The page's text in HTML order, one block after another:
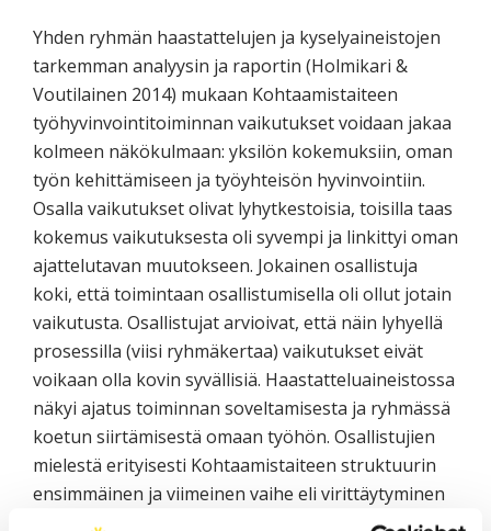
Yhden ryhmän haastattelujen ja kyselyaineistojen
tarkemman analyysin ja raportin (Holmikari &
Voutilainen 2014) mukaan Kohtaamistaiteen
työhyvinvointitoiminnan vaikutukset voidaan jakaa
kolmeen näkökulmaan: yksilön kokemuksiin, oman
työn kehittämiseen ja työyhteisön hyvinvointiin.
Osalla vaikutukset olivat lyhytkestoisia, toisilla taas
kokemus vaikutuksesta oli syvempi ja linkittyi oman
ajattelutavan muutokseen. Jokainen osallistuja
koki, että toimintaan osallistumisella oli ollut jotain
vaikutusta. Osallistujat arvioivat, että näin lyhyellä
prosessilla (viisi ryhmäkertaa) vaikutukset eivät
voikaan olla kovin syvällisiä. Haastatteluaineistossa
näkyi ajatus toiminnan soveltamisesta ja ryhmässä
koetun siirtämisestä omaan työhön. Osallistujien
mielestä erityisesti Kohtaamistaiteen struktuurin
ensimmäinen ja viimeinen vaihe eli virittäytyminen
ja arvostuskierros voisivat olla soveltamisen